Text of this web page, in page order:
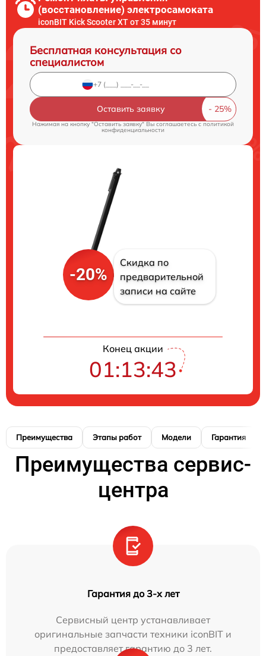
(восстановление) электросамоката
iconBIT Kick Scooter XT от 35 минут
Бесплатная консультация со
специалистом
Оставить заявку
Нажимая на кнопку "Оставить заявку" Вы соглашаетесь cполитикой
конфиденциальности
-20%
Скидка по
предварительной
записи на сайте
Конец акции
01:13:42
Преимущества Этапы работ Модели Гарантия
Преимущества сервис-
центра
Гарантия до 3-х лет
Сервисный центр устанавливает
оригинальные запчасти техники iconBIT и
предоставляет гарантию до 3 лет.